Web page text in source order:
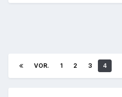
VOR. 1 2 3 4